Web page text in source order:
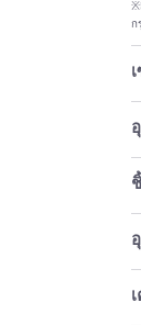
※
ก